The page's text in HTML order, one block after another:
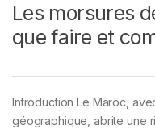
Les morsures
que faire et
Introduction Le Maroc,
géographique, abrite une